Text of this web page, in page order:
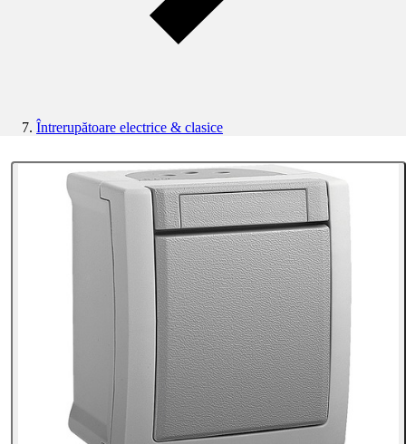
Întrerupătoare electrice & clasice